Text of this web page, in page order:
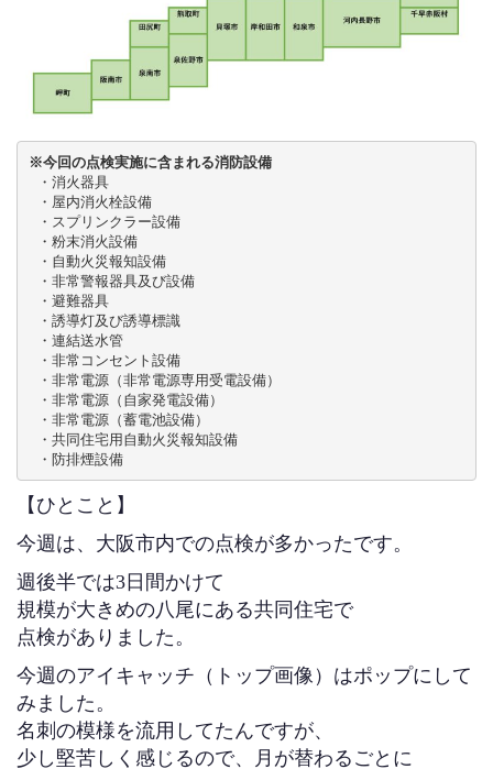
※今回の点検実施に含まれる消防設備
・消火器具
・屋内消火栓設備
・スプリンクラー設備
・粉末消火設備
・自動火災報知設備
・非常警報器具及び設備
・避難器具
・誘導灯及び誘導標識
・連結送水管
・非常コンセント設備
・非常電源（非常電源専用受電設備）
・非常電源（自家発電設備）
・非常電源（蓄電池設備）
・共同住宅用自動火災報知設備
・防排煙設備
【ひとこと】
今週は、大阪市内での点検が多かったです。
週後半では3日間かけて
規模が大きめの八尾にある共同住宅で
点検がありました。
今週のアイキャッチ（トップ画像）はポップにして
みました。
名刺の模様を流用してたんですが、
少し堅苦しく感じるので、月が替わるごとに